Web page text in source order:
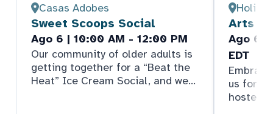
Casas Adobes
Sweet Scoops Social
Ago 6 | 10:00 AM - 12:00 PM
Our community of older adults is
getting together for a “Beat the
Heat” Ice Cream Social, and we
Holiday
Arts
Ago 6 |
EDT
us for
hosted